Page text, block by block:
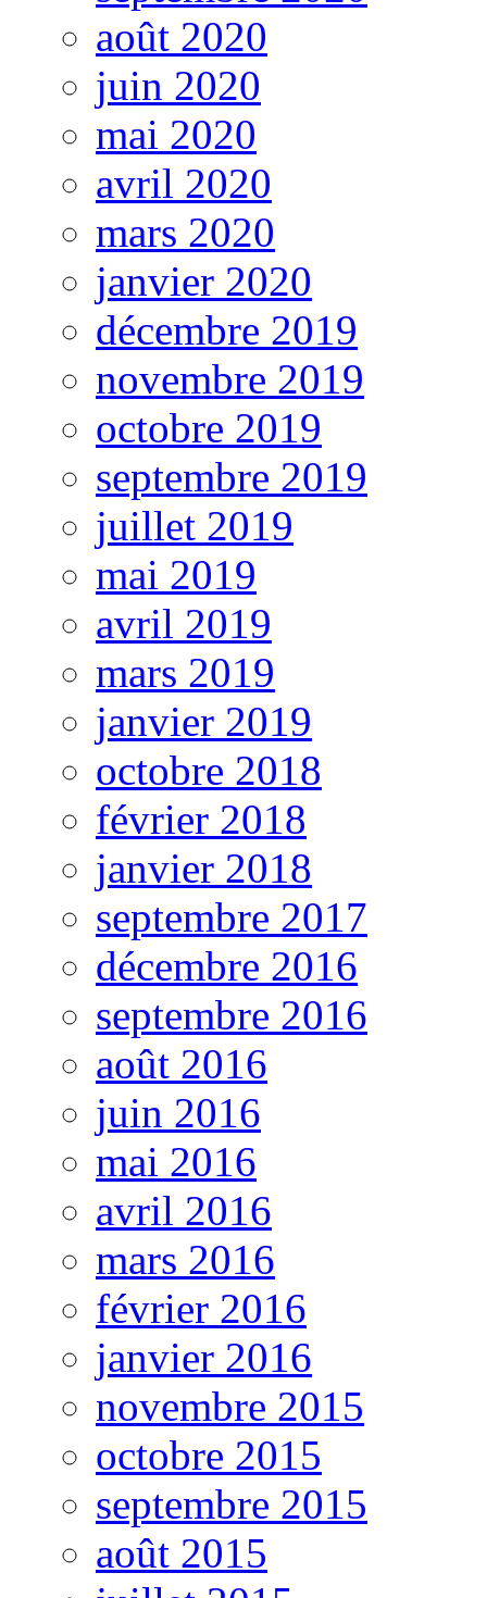
août 2020
juin 2020
mai 2020
avril 2020
mars 2020
janvier 2020
décembre 2019
novembre 2019
octobre 2019
septembre 2019
juillet 2019
mai 2019
avril 2019
mars 2019
janvier 2019
octobre 2018
février 2018
janvier 2018
septembre 2017
décembre 2016
septembre 2016
août 2016
juin 2016
mai 2016
avril 2016
mars 2016
février 2016
janvier 2016
novembre 2015
octobre 2015
septembre 2015
août 2015